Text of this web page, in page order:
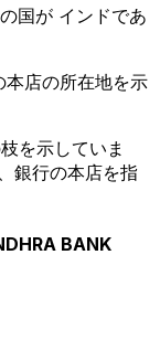
国が インドであ
本店の所在地を示
を示していま
銀行の本店を指
BANK